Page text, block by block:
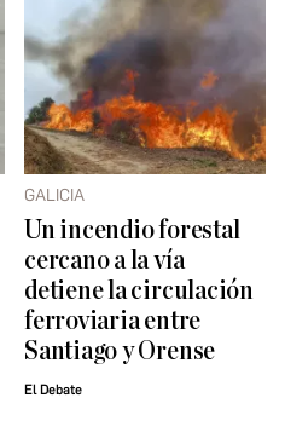
GALICIA
Un incendio forestal
cercano a la vía
detiene la circulación
ferroviaria entre
Santiago y Orense
El Debate